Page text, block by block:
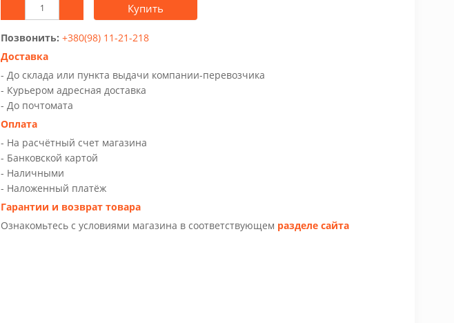
Купить
Позвонить: +380(98) 11-21-218
Доставка
- До склада или пункта выдачи компании-перевозчика
- Курьером адресная доставка
- До почтомата
Оплата
- На расчётный счет магазина
- Банковской картой
- Наличными
- Наложенный платёж
Гарантии и возврат товара
Ознакомьтесь с условиями магазина в соответствующем разделе сайта